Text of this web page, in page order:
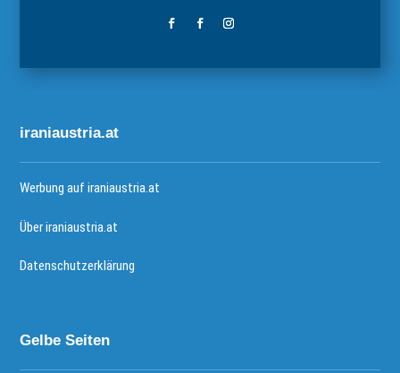
iraniaustria.at
Werbung auf iraniaustria.at
Über iraniaustria.at
Datenschutzerklärung
Gelbe Seiten